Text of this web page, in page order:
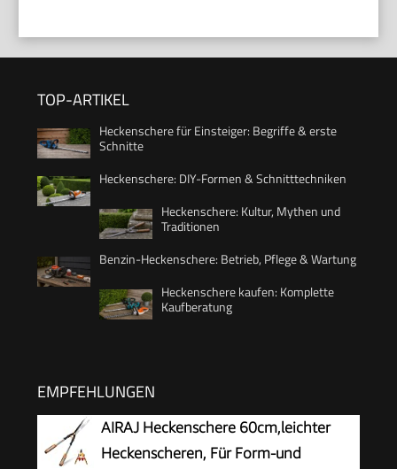
TOP-ARTIKEL
Heckenschere für Einsteiger: Begriffe & erste
Schnitte
Heckenschere: DIY-Formen & Schnitttechniken
Heckenschere: Kultur, Mythen und
Traditionen
Benzin-Heckenschere: Betrieb, Pflege & Wartung
Heckenschere kaufen: Komplette
Kaufberatung
EMPFEHLUNGEN
AIRAJ Heckenschere 60cm,leichter
Heckenscheren, Für Form-und